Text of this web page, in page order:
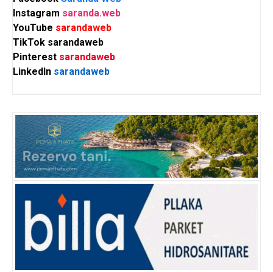
Instagram saranda.web
YouTube sarandaweb
TikTok sarandaweb
Pinterest sarandaweb
LinkedIn sarandaweb